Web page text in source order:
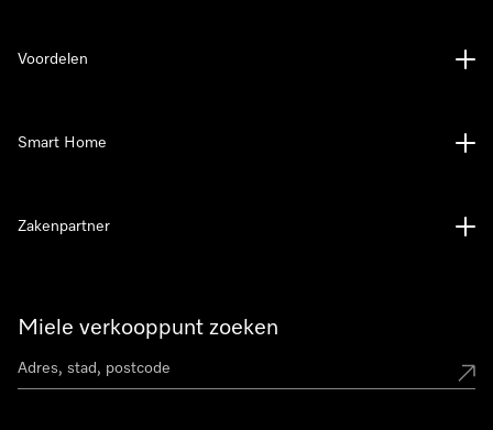
Miele verkooppunt zoeken
Voordelen
Smart Home
Zakenpartner